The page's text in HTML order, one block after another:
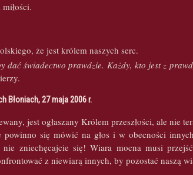
że jest królem naszych serc.
dać świadectwo prawdzie. Każdy, kto jest z
Błoniach, 27 maja 2006 r.
jest ogłaszany Królem przeszłości, ale nie
się mówić na głos i w obecności
zniechęcajcie się! Wiara mocna musi
z niewiarą innych, by pozostać naszą